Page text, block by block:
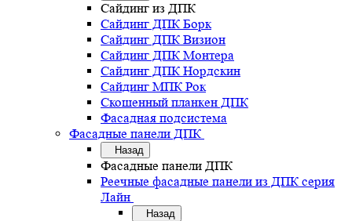
Сайдинг из ДПК
Сайдинг ДПК Борк
Сайдинг ДПК Визион
Сайдинг ДПК Монтера
Сайдинг ДПК Нордскин
Сайдинг МПК Рок
Скошенный планкен ДПК
Фасадная подсистема
Фасадные панели ДПК
Назад
Фасадные панели ДПК
Реечные фасадные панели из ДПК серия
Лайн
Назад